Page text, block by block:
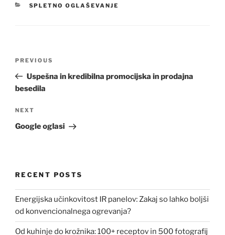
CATEGORIES
SPLETNO OGLAŠEVANJE
Previous
Post
PREVIOUS
Uspešna in kredibilna promocijska in prodajna
besedila
Next
Post
NEXT
Google oglasi
RECENT POSTS
Energijska učinkovitost IR panelov: Zakaj so lahko boljši
od konvencionalnega ogrevanja?
Od kuhinje do krožnika: 100+ receptov in 500 fotografij